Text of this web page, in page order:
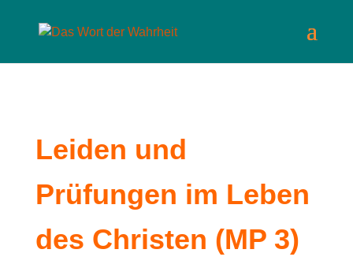
Leiden und
Prüfungen im Leben
des Christen (MP 3)